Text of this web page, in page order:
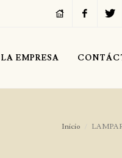
LA EMPRESA
Inicio